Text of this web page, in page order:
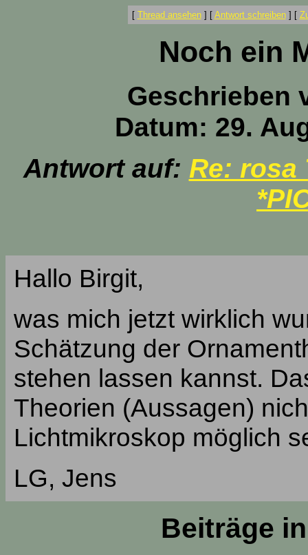
[ Thread ansehen] [ Antwort schreiben] [
Noch ein
Geschrieben
Datum: 29.
Antwort auf: Re: rosa
Hallo Birgit,
was mich jetzt wirklich
Schätzung der
stehen lassen kannst.
Theorien (Aussagen)
Lichtmikroskop möglich
LG, Jens
Beiträge